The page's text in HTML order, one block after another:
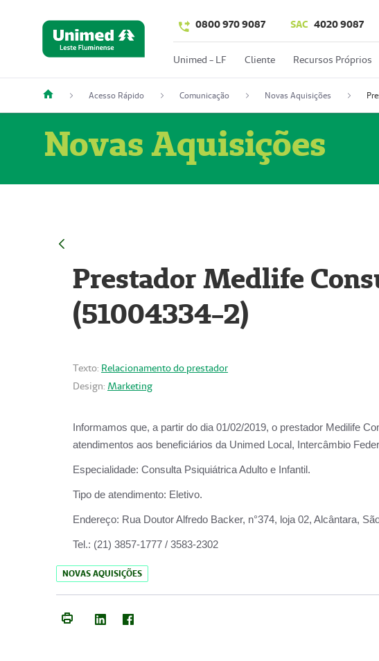
0800 970 9087 SAC 4020 9087
Unimed - LF Cliente Recursos Próprios
Acesso Rápido Comunicação Novas Aquisições
Novas Aquisições
Prestador Medlife
(51004334-2)
Texto: Relacionamento do prestador
Design: Marketing
Informamos que, a partir do dia 01/02/2019, o prestador Medilife
atendimentos aos beneficiários da Unimed Local, Intercâmbio
Especialidade: Consulta Psiquiátrica Adulto e Infantil.
Tipo de atendimento: Eletivo.
Endereço: Rua Doutor Alfredo Backer, n°374, loja 02, Alcântara,
Tel.: (21) 3857-1777 / 3583-2302
NOVAS AQUISIÇÕES